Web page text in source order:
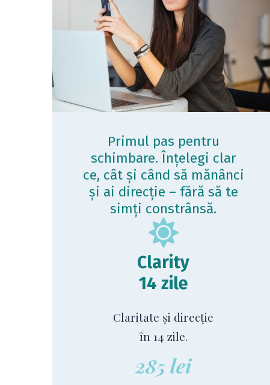
Primul pas pentru
schimbare. Înțelegi clar
ce, cât și când să mănânci
și ai direcție – fără să te
simți constrânsă.
Clarity
14 zile
Claritate și direcție
în 14 zile.
285 lei